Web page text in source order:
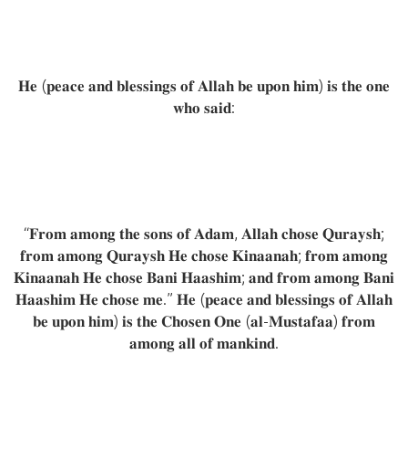
𝐇𝐞 (𝐩𝐞𝐚𝐜𝐞 𝐚𝐧𝐝 𝐛𝐥𝐞𝐬𝐬𝐢𝐧𝐠𝐬 𝐨𝐟 𝐀𝐥𝐥𝐚𝐡 𝐛𝐞 𝐮𝐩𝐨𝐧 𝐡𝐢𝐦) 𝐢𝐬 𝐭𝐡𝐞 𝐨𝐧𝐞
𝐰𝐡𝐨 𝐬𝐚𝐢𝐝:
“𝐅𝐫𝐨𝐦 𝐚𝐦𝐨𝐧𝐠 𝐭𝐡𝐞 𝐬𝐨𝐧𝐬 𝐨𝐟 𝐀𝐝𝐚𝐦, 𝐀𝐥𝐥𝐚𝐡 𝐜𝐡𝐨𝐬𝐞 𝐐𝐮𝐫𝐚𝐲𝐬𝐡;
𝐟𝐫𝐨𝐦 𝐚𝐦𝐨𝐧𝐠 𝐐𝐮𝐫𝐚𝐲𝐬𝐡 𝐇𝐞 𝐜𝐡𝐨𝐬𝐞 𝐊𝐢𝐧𝐚𝐚𝐧𝐚𝐡; 𝐟𝐫𝐨𝐦 𝐚𝐦𝐨𝐧𝐠
𝐊𝐢𝐧𝐚𝐚𝐧𝐚𝐡 𝐇𝐞 𝐜𝐡𝐨𝐬𝐞 𝐁𝐚𝐧𝐢 𝐇𝐚𝐚𝐬𝐡𝐢𝐦; 𝐚𝐧𝐝 𝐟𝐫𝐨𝐦 𝐚𝐦𝐨𝐧𝐠 𝐁𝐚𝐧𝐢
𝐇𝐚𝐚𝐬𝐡𝐢𝐦 𝐇𝐞 𝐜𝐡𝐨𝐬𝐞 𝐦𝐞.” 𝐇𝐞 (𝐩𝐞𝐚𝐜𝐞 𝐚𝐧𝐝 𝐛𝐥𝐞𝐬𝐬𝐢𝐧𝐠𝐬 𝐨𝐟 𝐀𝐥𝐥𝐚𝐡
𝐛𝐞 𝐮𝐩𝐨𝐧 𝐡𝐢𝐦) 𝐢𝐬 𝐭𝐡𝐞 𝐂𝐡𝐨𝐬𝐞𝐧 𝐎𝐧𝐞 (𝐚𝐥-𝐌𝐮𝐬𝐭𝐚𝐟𝐚𝐚) 𝐟𝐫𝐨𝐦
𝐚𝐦𝐨𝐧𝐠 𝐚𝐥𝐥 𝐨𝐟 𝐦𝐚𝐧𝐤𝐢𝐧𝐝.